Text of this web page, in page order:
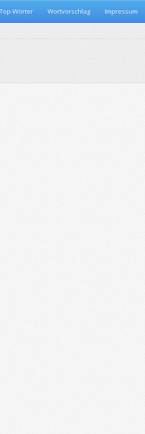
Top-Wörter Wortvorschlag Impressum